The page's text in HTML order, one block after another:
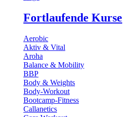
Fortlaufende Kurse
Aerobic
Aktiv & Vital
Aroha
Balance & Mobility
BBP
Body & Weights
Body-Workout
Bootcamp-Fitness
Callanetics